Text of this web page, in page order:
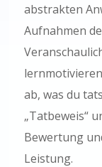
abstrakten
Aufnahmen
ab, was du
„Tatbeweis“
Bewertung
Leistung.